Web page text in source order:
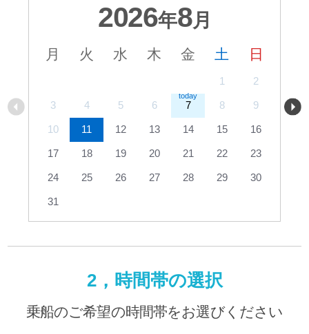
2026年8月
月 火 水 木 金 土 日
1 2
3 4 5 6 7 8 9
10 11 12 13 14 15 16
17 18 19 20 21 22 23
24 25 26 27 28 29 30
31
2，時間帯の選択
乗船のご希望の時間帯をお選びください